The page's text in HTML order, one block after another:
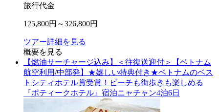
旅行代金
125,800円～326,800円
ツアー詳細を見る
概要を見る
【燃油サーチャージ込み】＜往復送迎付＞【ベトナム
航空利用/中部発】★嬉しい特典付き★ベトナムのベス
トシティホテル賞受賞！ビーチも街歩きも楽しめる
『ポティークホテル』宿泊ニャチャン4泊6日